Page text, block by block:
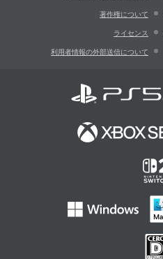
著作権について
ライセンス
利用者情報の外部送信について